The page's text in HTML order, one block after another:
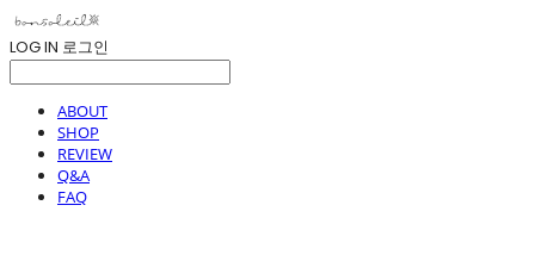
LOG IN 로그인
ABOUT
SHOP
REVIEW
Q&A
FAQ